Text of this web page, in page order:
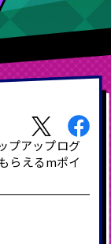
プアップログ
らえるmポイ